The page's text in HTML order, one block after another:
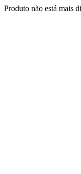
Produto não está mais